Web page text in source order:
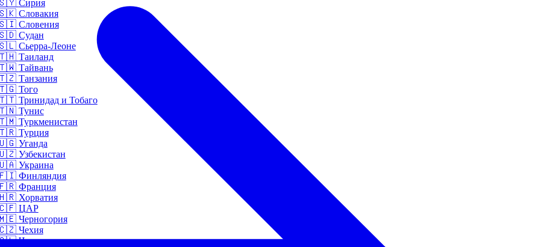
Сирия
Словакия
Словения
Судан
Сьерра-Леоне
Таиланд
Тайвань
Танзания
Того
Тринидад и Тобаго
Тунис
Туркменистан
Турция
Уганда
Узбекистан
Украина
Финляндия
Франция
Хорватия
ЦАР
Черногория
Чехия
Чили